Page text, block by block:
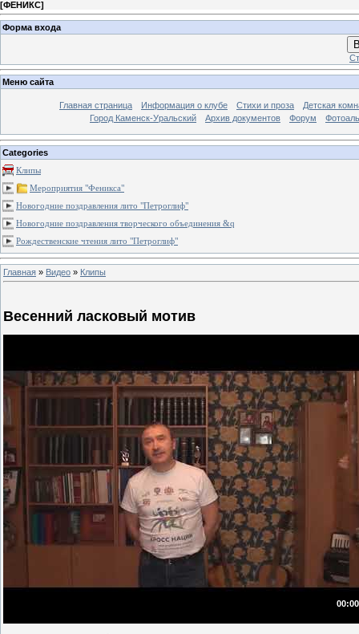
[ФЕНИКС]
Форма входа
Меню сайта
Главная страница Информация о клубе Стихи и проза
Детская
Город Каменск-Уральский
Архив документов Форум
Categories
Клипы
Мероприятия "Феникса"
Новогодние поздравления лито "Петроглиф"
Новогодние поздравления творческого объединения &q
Рождественские чтения лито "Петроглиф"
Главная » Видео » Клипы
Весенний ласковый мотив